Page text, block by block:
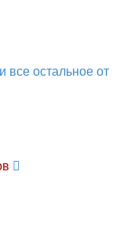
все остальное от